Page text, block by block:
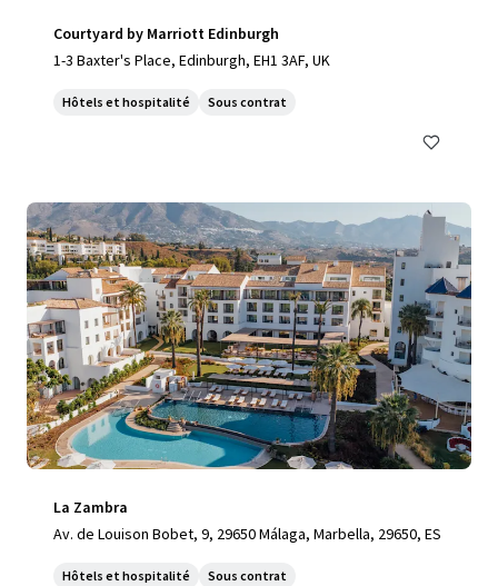
Courtyard by Marriott Edinburgh
1-3 Baxter's Place, Edinburgh, EH1 3AF, UK
Hôtels et hospitalité Sous contrat
La Zambra
Av. de Louison Bobet, 9, 29650 Málaga, Marbella, 29650, ES
Hôtels et hospitalité Sous contrat